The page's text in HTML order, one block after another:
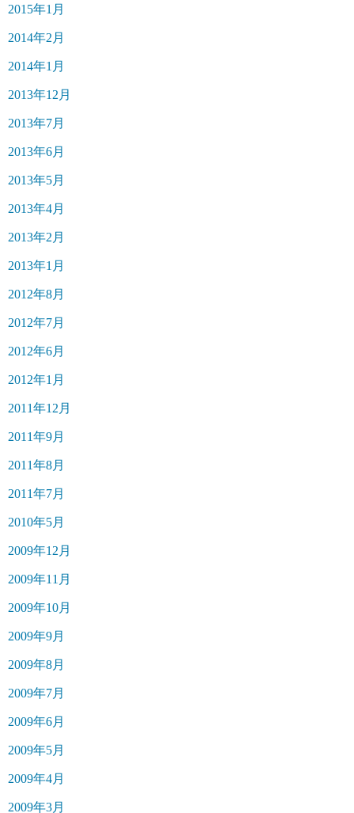
2015年1月
2014年2月
2014年1月
2013年12月
2013年7月
2013年6月
2013年5月
2013年4月
2013年2月
2013年1月
2012年8月
2012年7月
2012年6月
2012年1月
2011年12月
2011年9月
2011年8月
2011年7月
2010年5月
2009年12月
2009年11月
2009年10月
2009年9月
2009年8月
2009年7月
2009年6月
2009年5月
2009年4月
2009年3月